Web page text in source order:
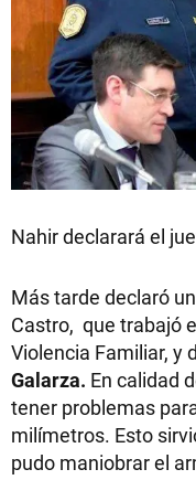
Nahir declarará el
Más tarde declaró
Castro, que trabajó
Violencia Familiar, y
Galarza. En calidad
tener problemas
milímetros. Esto
pudo maniobrar el